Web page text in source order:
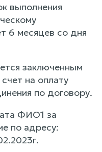
выполнения
6 месяцев со дня
заключенным
на оплату
по договору.
ФИО1 за
по адресу: